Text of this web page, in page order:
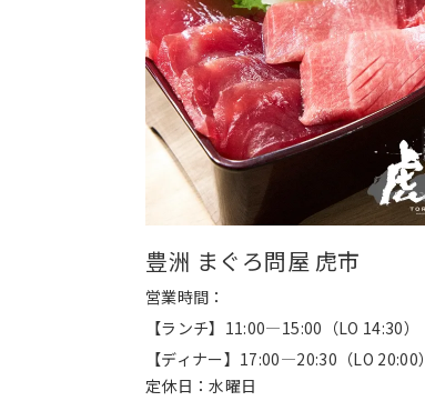
豊洲 まぐろ問屋 虎市
営業時間：
【ランチ】11:00―15:00（LO 14:30）
【ディナー】17:00―20:30（LO 20:00）
定休日：水曜日